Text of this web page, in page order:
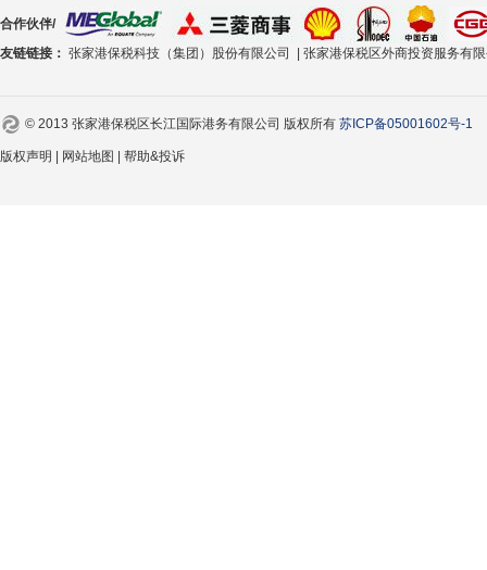
合作伙伴/
友链链接： 张家港保税科技（集团）股份有限公司 | 张家港保税区外商投资服务有
© 2013 张家港保税区长江国际港务有限公司 版权所有 苏ICP备05001602号-1
版权声明 | 网站地图 | 帮助&投诉